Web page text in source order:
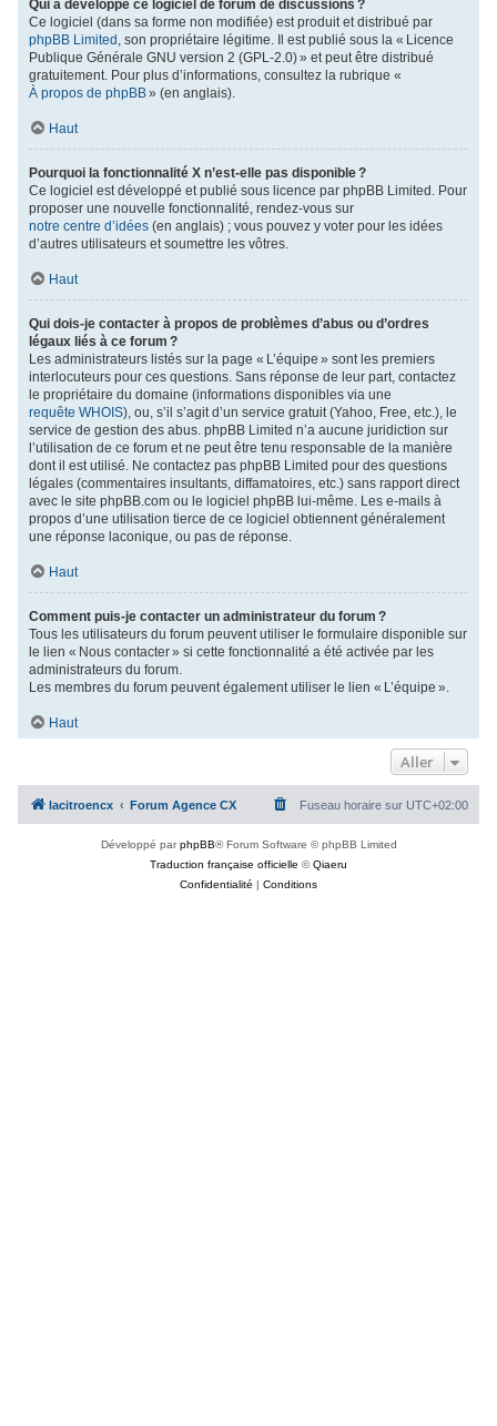
Qui a développé ce logiciel de forum de discussions ?
Ce logiciel (dans sa forme non modifiée) est produit et distribué par
phpBB Limited , son propriétaire légitime. Il est publié sous la « Licence
Publique Générale GNU version 2 (GPL-2.0) » et peut être distribué
gratuitement. Pour plus d’informations, consultez la rubrique «
À propos de phpBB» (en anglais).
Haut
Pourquoi la fonctionnalité X n’est-elle pas disponible ?
Ce logiciel est développé et publié sous licence par phpBB Limited. Pour
proposer une nouvelle fonctionnalité, rendez-vous sur
notre centre d’idées (en anglais) ; vous pouvez y voter pour les idées
d’autres utilisateurs et soumettre les vôtres.
Haut
Qui dois-je contacter à propos de problèmes d’abus ou d’ordres
légaux liés à ce forum ?
Les administrateurs listés sur la page « L’équipe » sont les premiers
interlocuteurs pour ces questions. Sans réponse de leur part, contactez
le propriétaire du domaine (informations disponibles via une
requête WHOIS), ou, s’il s’agit d’un service gratuit (Yahoo, Free, etc.), le
service de gestion des abus. phpBB Limited n’a aucune juridiction sur
l’utilisation de ce forum et ne peut être tenu responsable de la manière
dont il est utilisé. Ne contactez pas phpBB Limited pour des questions
légales (commentaires insultants, diffamatoires, etc.) sans rapport direct
avec le site phpBB.com ou le logiciel phpBB lui-même. Les e-mails à
propos d’une utilisation tierce de ce logiciel obtiennent généralement
une réponse laconique, ou pas de réponse.
Haut
Comment puis-je contacter un administrateur du forum ?
Tous les utilisateurs du forum peuvent utiliser le formulaire disponible sur
le lien « Nous contacter » si cette fonctionnalité a été activée par les
administrateurs du forum.
Les membres du forum peuvent également utiliser le lien « L’équipe ».
Haut
Aller
lacitroencx Forum Agence CX Fuseau horaire sur UTC+02:00
Développé parphpBB® Forum Software © phpBB Limited
Traduction française officielle ©Qiaeru
Confidentialité | Conditions